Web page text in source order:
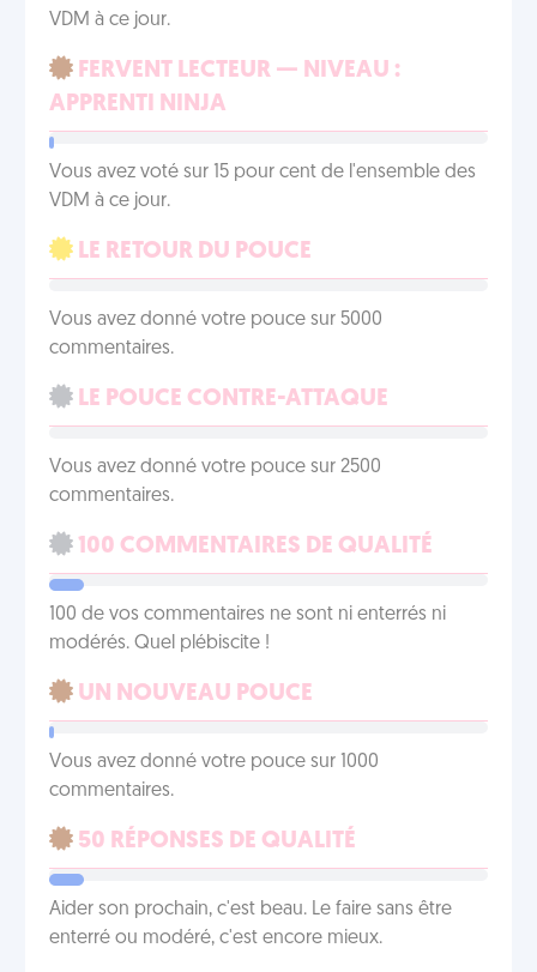
VDM à ce jour.
FERVENT LECTEUR — NIVEAU :
APPRENTI NINJA
Vous avez voté sur 15 pour cent de l'ensemble des
VDM à ce jour.
LE RETOUR DU POUCE
Vous avez donné votre pouce sur 5000
commentaires.
LE POUCE CONTRE-ATTAQUE
Vous avez donné votre pouce sur 2500
commentaires.
100 COMMENTAIRES DE QUALITÉ
100 de vos commentaires ne sont ni enterrés ni
modérés. Quel plébiscite !
UN NOUVEAU POUCE
Vous avez donné votre pouce sur 1000
commentaires.
50 RÉPONSES DE QUALITÉ
Aider son prochain, c'est beau. Le faire sans être
enterré ou modéré, c'est encore mieux.